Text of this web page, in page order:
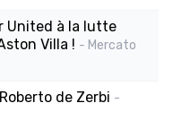
United à la lutte
Villa ! - Mercato
de Zerbi -